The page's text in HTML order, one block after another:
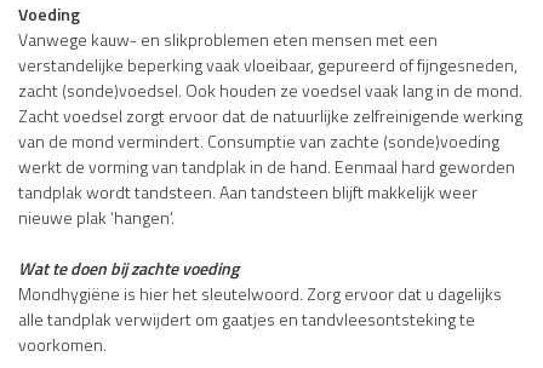
Voeding
Vanwege kauw- en slikproblemen eten mensen met een
verstandelijke beperking vaak vloeibaar, gepureerd of fijngesneden,
zacht (sonde)voedsel. Ook houden ze voedsel vaak lang in de mond.
Zacht voedsel zorgt ervoor dat de natuurlijke zelfreinigende werking
van de mond vermindert. Consumptie van zachte (sonde)voeding
werkt de vorming van tandplak in de hand. Eenmaal hard geworden
tandplak wordt tandsteen. Aan tandsteen blijft makkelijk weer
nieuwe plak ‘hangen’.
Wat te doen bij zachte voeding
Mondhygiëne is hier het sleutelwoord. Zorg ervoor dat u dagelijks
alle tandplak verwijdert om gaatjes en tandvleesontsteking te
voorkomen.